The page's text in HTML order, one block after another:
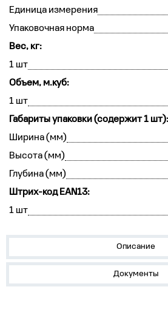
Единица измерения
Упаковочная норма
Вес, кг:
1 шт
Объем, м.куб:
1 шт
Габариты упаковки (содержит 1 шт):
Ширина (мм)
Высота (мм)
Глубина (мм)
Штрих-код EAN13:
1 шт
Описание
Документы